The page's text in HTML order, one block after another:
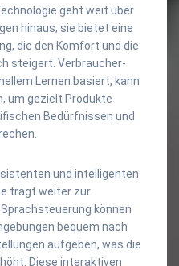
geht weit über
hinaus; sie bietet eine
die den Komfort und die
steigert. Verbraucher-
Lernen basiert, kann
um gezielt Produkte
Bedürfnissen und
und intelligenten
trägt weiter zur
können
bequem nach
aufgeben, was die
Diese interaktiven